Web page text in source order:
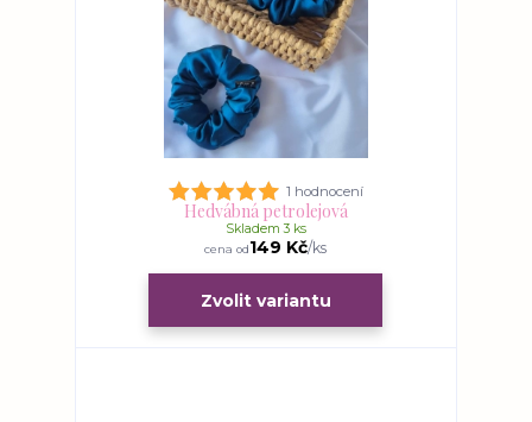
1 hodnocení
Hedvábná petrolejová
cena od149 Kč/ks
Skladem 3 ks
Zvolit variantu